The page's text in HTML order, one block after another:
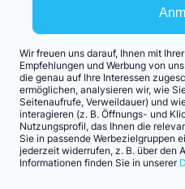
Wir freuen uns darauf, Ihnen mit
Empfehlungen und Werbung von
die genau auf Ihre Interessen
ermöglichen, analysieren wir, wie
Seitenaufrufe, Verweildauer) und
interagieren (z. B. Öffnungs- und
Nutzungsprofil, das Ihnen die
Sie in passende Werbezielgruppen
jederzeit widerrufen, z. B. über den
Informationen finden Sie in unserer